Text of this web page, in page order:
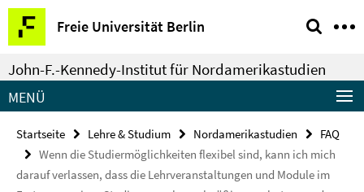
Springe
direkt
zu
Inhalt
Freie Universität Berlin
Service-
Navigation
John-F.-Kennedy-Institut für Nordamerikastudien
MENÜ
Startseite Lehre & Studium Nordamerikastudien
FAQ
Wenn die Studiermöglichkeiten flexibel sind, kann ich mich
darauf verlassen, dass die Lehrveranstaltungen und Module im